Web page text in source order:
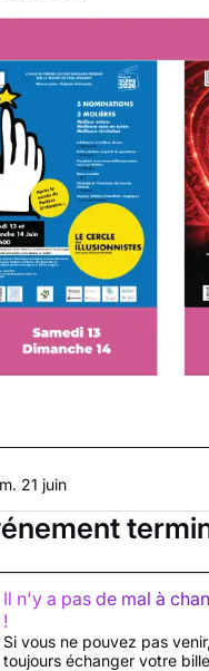
21 juin
Il n'y a pas de mal à
!
Si vous ne pouvez pas
toujours échanger votre